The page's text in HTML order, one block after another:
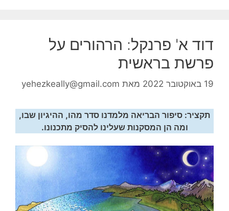
דוד א' פרנקל: הרהורים על
פרשת בראשית
19 באוקטובר 2022 מאת yehezkeally@gmail.com
תקציר: סיפור הבריאה מלמדנו סדר מהו, ההיגיון שבו,
ומה הן המסקנות שעלינו להסיק מתכנונו.